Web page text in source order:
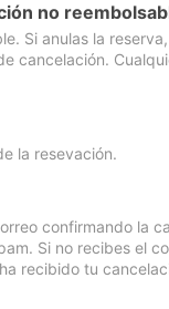
no
Si anulas la
cancelación.
la resevación.
confirmando la
Si no recibes el
recibido tu